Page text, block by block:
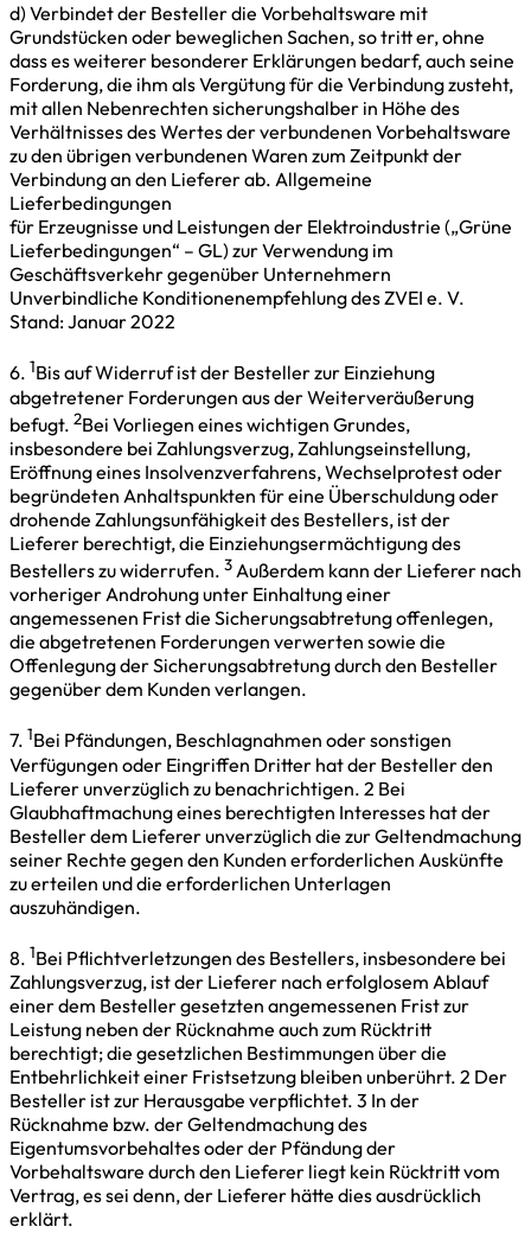
d) Verbindet der Besteller die Vorbehaltsware mit
Grundstücken oder beweglichen Sachen, so tritt er, ohne
dass es weiterer besonderer Erklärungen bedarf, auch seine
Forderung, die ihm als Vergütung für die Verbindung zusteht,
mit allen Nebenrechten sicherungshalber in Höhe des
Verhältnisses des Wertes der verbundenen Vorbehaltsware
zu den übrigen verbundenen Waren zum Zeitpunkt der
Verbindung an den Lieferer ab. Allgemeine
Lieferbedingungen
für Erzeugnisse und Leistungen der Elektroindustrie („Grüne
Lieferbedingungen“ – GL) zur Verwendung im
Geschäftsverkehr gegenüber Unternehmern
Unverbindliche Konditionenempfehlung des ZVEI e. V.
Stand: Januar 2022
6. 1Bis auf Widerruf ist der Besteller zur Einziehung
abgetretener Forderungen aus der Weiterveräußerung
befugt. 2Bei Vorliegen eines wichtigen Grundes,
insbesondere bei Zahlungsverzug, Zahlungseinstellung,
Eröffnung eines Insolvenzverfahrens, Wechselprotest oder
begründeten Anhaltspunkten für eine Überschuldung oder
drohende Zahlungsunfähigkeit des Bestellers, ist der
Lieferer berechtigt, die Einziehungsermächtigung des
Bestellers zu widerrufen. 3Außerdem kann der Lieferer nach
vorheriger Androhung unter Einhaltung einer
angemessenen Frist die Sicherungsabtretung offenlegen,
die abgetretenen Forderungen verwerten sowie die
Offenlegung der Sicherungsabtretung durch den Besteller
gegenüber dem Kunden verlangen.
7. 1Bei Pfändungen, Beschlagnahmen oder sonstigen
Verfügungen oder Eingriffen Dritter hat der Besteller den
Lieferer unverzüglich zu benachrichtigen. 2 Bei
Glaubhaftmachung eines berechtigten Interesses hat der
Besteller dem Lieferer unverzüglich die zur Geltendmachung
seiner Rechte gegen den Kunden erforderlichen Auskünfte
zu erteilen und die erforderlichen Unterlagen
auszuhändigen.
8. 1Bei Pflichtverletzungen des Bestellers, insbesondere bei
Zahlungsverzug, ist der Lieferer nach erfolglosem Ablauf
einer dem Besteller gesetzten angemessenen Frist zur
Leistung neben der Rücknahme auch zum Rücktritt
berechtigt; die gesetzlichen Bestimmungen über die
Entbehrlichkeit einer Fristsetzung bleiben unberührt. 2 Der
Besteller ist zur Herausgabe verpflichtet. 3 In der
Rücknahme bzw. der Geltendmachung des
Eigentumsvorbehaltes oder der Pfändung der
Vorbehaltsware durch den Lieferer liegt kein Rücktritt vom
Vertrag, es sei denn, der Lieferer hätte dies ausdrücklich
erklärt.